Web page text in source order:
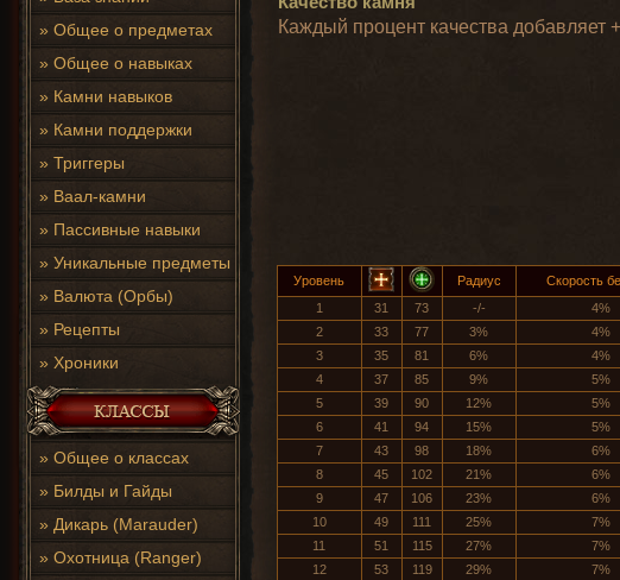
» Общее о предметах
» Общее о навыках
» Камни навыков
» Камни поддержки
» Триггеры
» Ваал-камни
» Пассивные навыки
» Уникальные предметы
» Валюта (Орбы)
» Рецепты
» Хроники
» Общее о классах
» Билды и Гайды
» Дикарь (Marauder)
» Охотница (Ranger)
Каждый процент качества добавляет
Уровень Радиус Скорость
1
31 73 -/- 4%
2
33 77 3% 4%
3
35 81 6% 4%
4
37 85 9% 5%
5
39 90 12% 5%
6
41 94 15% 5%
7
43 98 18% 6%
8
45 102 21% 6%
9
47 106 23% 6%
10
49 111 25% 7%
11
51 115 27% 7%
12
53 119 29% 7%